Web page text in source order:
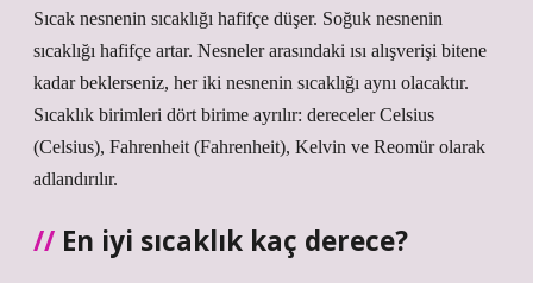
Sıcak nesnenin sıcaklığı hafifçe düşer. Soğuk nesnenin
sıcaklığı hafifçe artar. Nesneler arasındaki ısı alışverişi bitene
kadar beklerseniz, her iki nesnenin sıcaklığı aynı olacaktır.
Sıcaklık birimleri dört birime ayrılır: dereceler Celsius
(Celsius), Fahrenheit (Fahrenheit), Kelvin ve Reomür olarak
adlandırılır.
En iyi sıcaklık kaç derece?